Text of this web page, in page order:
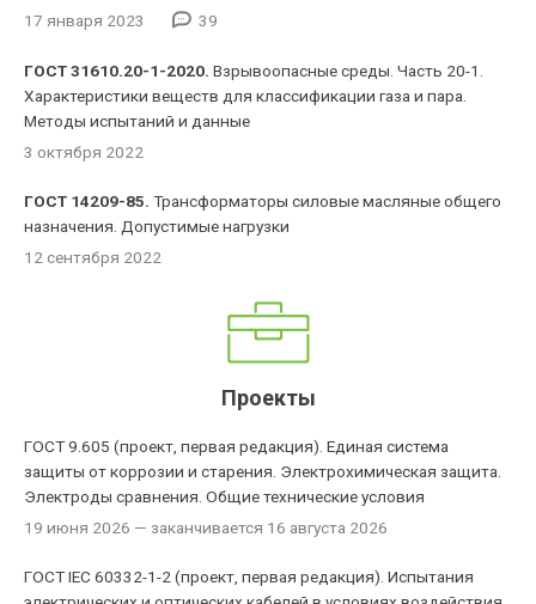
17 января 2023
39
ГОСТ 31610.20-1-2020. Взрывоопасные среды. Часть 20-1.
Характеристики веществ для классификации газа и пара.
Методы испытаний и данные
3 октября 2022
ГОСТ 14209-85. Трансформаторы силовые масляные общего
назначения. Допустимые нагрузки
12 сентября 2022
Проекты
ГОСТ 9.605 (проект, первая редакция). Единая система
защиты от коррозии и старения. Электрохимическая защита.
Электроды сравнения. Общие технические условия
19 июня 2026 — заканчивается 16 августа 2026
ГОСТ IEC 60332-1-2 (проект, первая редакция). Испытания